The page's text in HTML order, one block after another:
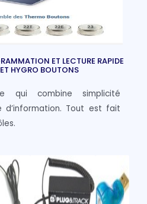
ET LECTURE RAPIDE
HYGRO BOUTONS
qui combine simplicité
d’information. Tout est fait